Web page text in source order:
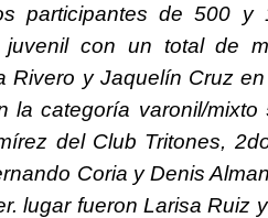
participantes de 500
con un total de
Rivero y Jaquelín Cruz
la categoría varonil/
del Club Tritones,
Coria y Denis
lugar fueron Larisa Ruiz